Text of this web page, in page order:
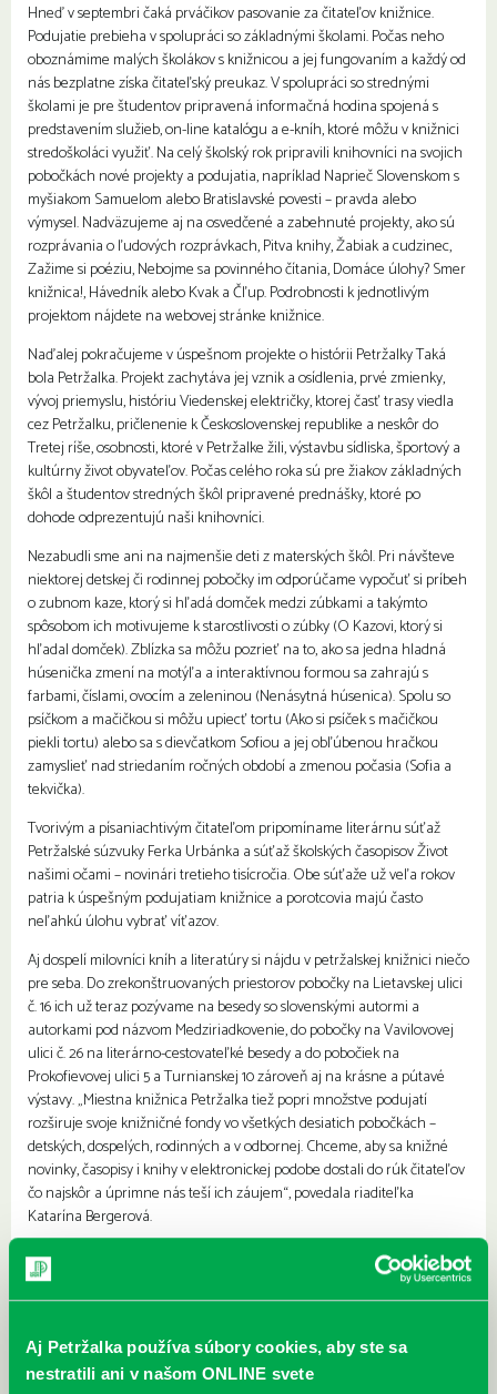
Aj Petržalka používa súbory cookies, aby ste sa
nestratili ani v našom ONLINE svete
Hneď v septembri čaká prváčikov pasovanie za čitateľov knižnice.
Podujatie prebieha v spolupráci so základnými školami. Počas neho
oboznámime malých školákov s knižnicou a jej fungovaním a každý od
nás bezplatne získa čitateľský preukaz. V spolupráci so strednými
školami je pre študentov pripravená informačná hodina spojená s
predstavením služieb, on-line katalógu a e-kníh, ktoré môžu v knižnici
stredoškoláci využiť. Na celý školský rok pripravili knihovníci na svojich
pobočkách nové projekty a podujatia, napríklad Naprieč Slovenskom s
myšiakom Samuelom alebo Bratislavské povesti – pravda alebo
výmysel. Nadväzujeme aj na osvedčené a zabehnuté projekty, ako sú
rozprávania o ľudových rozprávkach, Pitva knihy, Žabiak a cudzinec,
Zažime si poéziu, Nebojme sa povinného čítania, Domáce úlohy? Smer
knižnica!, Hávedník alebo Kvak a Čľup. Podrobnosti k jednotlivým
projektom nájdete na webovej stránke knižnice.
Naďalej pokračujeme v úspešnom projekte o histórii Petržalky Taká
bola Petržalka. Projekt zachytáva jej vznik a osídlenia, prvé zmienky,
vývoj priemyslu, históriu Viedenskej električky, ktorej časť trasy viedla
cez Petržalku, pričlenenie k Československej republike a neskôr do
Tretej ríše, osobnosti, ktoré v Petržalke žili, výstavbu sídliska, športový a
kultúrny život obyvateľov. Počas celého roka sú pre žiakov základných
škôl a študentov stredných škôl pripravené prednášky, ktoré po
dohode odprezentujú naši knihovníci.
Nezabudli sme ani na najmenšie deti z materských škôl. Pri návšteve
niektorej detskej či rodinnej pobočky im odporúčame vypočuť si príbeh
o zubnom kaze, ktorý si hľadá domček medzi zúbkami a takýmto
spôsobom ich motivujeme k starostlivosti o zúbky (O Kazovi, ktorý si
hľadal domček). Zblízka sa môžu pozrieť na to, ako sa jedna hladná
húsenička zmení na motýľa a interaktívnou formou sa zahrajú s
farbami, číslami, ovocím a zeleninou (Nenásytná húsenica). Spolu so
psíčkom a mačičkou si môžu upiecť tortu (Ako si psíček s mačičkou
piekli tortu) alebo sa s dievčatkom Sofiou a jej obľúbenou hračkou
zamyslieť nad striedaním ročných období a zmenou počasia (Sofia a
tekvička).
Tvorivým a písaniachtivým čitateľom pripomíname literárnu súťaž
Petržalské súzvuky Ferka Urbánka a súťaž školských časopisov Život
našimi očami – novinári tretieho tisícročia. Obe súťaže už veľa rokov
patria k úspešným podujatiam knižnice a porotcovia majú často
neľahkú úlohu vybrať víťazov.
Aj dospelí milovníci kníh a literatúry si nájdu v petržalskej knižnici niečo
pre seba. Do zrekonštruovaných priestorov pobočky na Lietavskej ulici
č. 16 ich už teraz pozývame na besedy so slovenskými autormi a
autorkami pod názvom Medziriadkovenie, do pobočky na Vavilovovej
ulici č. 26 na literárno-cestovateľké besedy a do pobočiek na
Prokofievovej ulici 5 a Turnianskej 10 zároveň aj na krásne a pútavé
výstavy. „Miestna knižnica Petržalka tiež popri množstve podujatí
rozširuje svoje knižničné fondy vo všetkých desiatich pobočkách –
detských, dospelých, rodinných a v odbornej. Chceme, aby sa knižné
novinky, časopisy i knihy v elektronickej podobe dostali do rúk čitateľov
čo najskôr a úprimne nás teší ich záujem“, povedala riaditeľka
Katarína Bergerová.
https://www.petrzalka.sk/2017-08-21-pasovanie-prvacikov-pitva-knihy-
havednik/